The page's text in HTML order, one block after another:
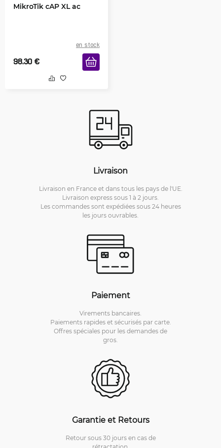
MikroTik cAP XL ac
en stock
98.30 €
Livraison
Livraison en France et dans tous les pays de l'UE.
Livraison express sous 1 à 2 jours.
Les commandes sont expédiées sous 24 heures
les jours ouvrables.
Paiement
Virements bancaires.
Paiements rapides et sécurisés par carte.
Offres spéciales pour les demandes de
gros.
Garantie et Retours
Retour sous 30 jours en cas de